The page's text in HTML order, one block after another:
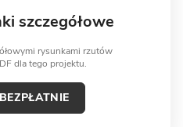
szczegółowe
rysunkami rzutów
dla tego projektu.